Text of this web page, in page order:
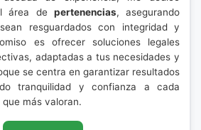
área de pertenencias, asegurando
resguardados con integridad y
es ofrecer soluciones legales
adaptadas a tus necesidades y
se centra en garantizar resultados
tranquilidad y confianza a cada
más valoran.